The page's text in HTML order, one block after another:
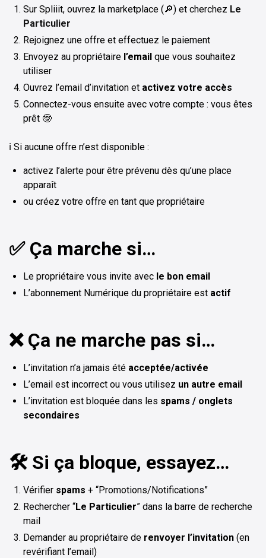
Sur Spliiit, ouvrez la marketplace (🔎) et cherchez Le
Particulier
Rejoignez une offre et effectuez le paiement
Envoyez au propriétaire l’email que vous souhaitez
utiliser
Ouvrez l’email d’invitation et activez votre accès
Connectez-vous ensuite avec votre compte : vous êtes
prêt 🤓
ℹ️ Si aucune offre n’est disponible :
activez l’alerte pour être prévenu dès qu’une place
apparaît
ou créez votre offre en tant que propriétaire
✅ Ça marche si…
Le propriétaire vous invite avec le bon email
L’abonnement Numérique du propriétaire est actif
❌ Ça ne marche pas si…
L’invitation n’a jamais été acceptée/activée
L’email est incorrect ou vous utilisez un autre email
L’invitation est bloquée dans les spams / onglets
secondaires
🛠️ Si ça bloque, essayez…
Vérifier spams + “Promotions/Notifications”
Rechercher “Le Particulier” dans la barre de recherche
mail
Demander au propriétaire de renvoyer l’invitation (en
revérifiant l’email)